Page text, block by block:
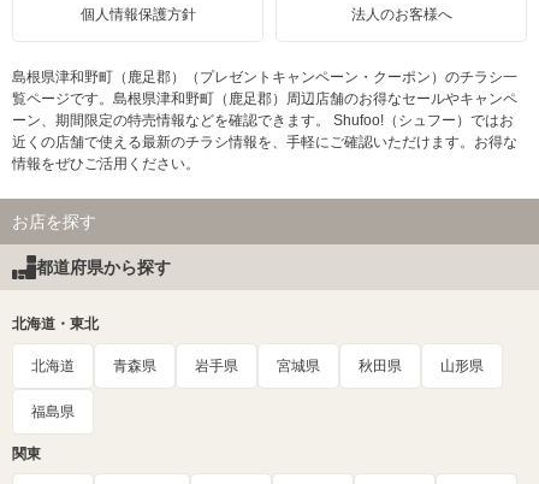
個人情報保護方針 法人のお客様へ
島根県津和野町（鹿足郡）（プレゼントキャンペーン・クーポン）のチラシ一
覧ページです。島根県津和野町（鹿足郡）周辺店舗のお得なセールやキャンペ
ーン、期間限定の特売情報などを確認できます。 Shufoo!（シュフー）ではお
近くの店舗で使える最新のチラシ情報を、手軽にご確認いただけます。お得な
情報をぜひご活用ください。
お店を探す
都道府県から探す
北海道・東北
北海道 青森県 岩手県 宮城県 秋田県 山形県
福島県
関東